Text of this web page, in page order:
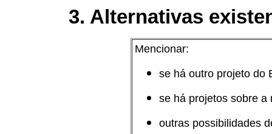
3. Alternativas
Mencionar:
se há outro projeto do
se há projetos sobre a
outras possibilidades